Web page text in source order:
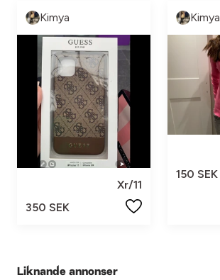
Kimya
Xr/11
350 SEK
Kimya
150 SEK
Liknande annonser